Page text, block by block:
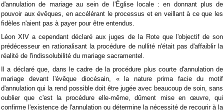
d'annulation de mariage au sein de l'Église locale : en donnant plus de
pouvoir aux évêques, en accélérant le processus et en veillant à ce que les
fidèles n'aient pas à payer pour être entendus.
Léon XIV a cependant déclaré aux juges de la Rote que l'objectif de son
prédécesseur en rationalisant la procédure de nullité n'était pas d'affaiblir la
réalité de l'indissolubilité du mariage sacramentel.
Il a déclaré que, dans le cadre de la procédure plus courte d'annulation de
mariage devant l'évêque diocésain, « la nature prima facie du motif
d'annulation qui la rend possible doit être jugée avec beaucoup de soin, sans
oublier que c'est la procédure elle-même, dûment mise en œuvre, qui
confirme l'existence de l'annulation ou détermine la nécessité de recourir à la